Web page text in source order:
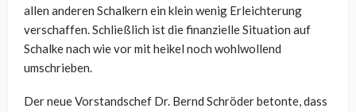
allen anderen Schalkern ein klein wenig Erleichterung
verschaffen. Schließlich ist die finanzielle Situation auf
Schalke nach wie vor mit heikel noch wohlwollend
umschrieben.
Der neue Vorstandschef Dr. Bernd Schröder betonte, dass